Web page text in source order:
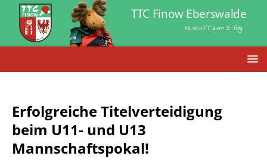
VereinTT zum Erfolg
TTC Finow Eberswalde
Erfolgreiche Titelverteidigung
beim U11- und U13
Mannschaftspokal!